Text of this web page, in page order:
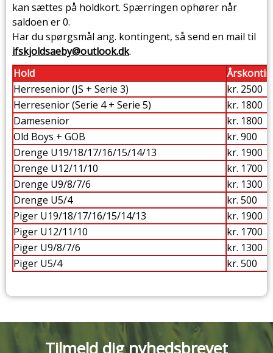
kan sættes på holdkort. Spærringen ophører når
saldoen er 0.
Har du spørgsmål ang. kontingent, så send en mail til
ifskjoldsaeby@outlook.dk.
Hold
Herresenior (JS + Serie 3)
kr. 2500
Herresenior (Serie 4 + Serie 5)
kr. 1800
Damesenior
kr. 1800
Old Boys + GOB
kr. 900
Drenge U19/18/17/16/15/14/13
kr. 1900
Drenge U12/11/10
kr. 1700
Drenge U9/8/7/6
kr. 1300
Drenge U5/4
kr. 500
Piger U19/18/17/16/15/14/13
kr. 1900
Piger U12/11/10
kr. 1700
Piger U9/8/7/6
kr. 1300
Piger U5/4
kr. 500
Tilmeld dig nyhedsbrevet